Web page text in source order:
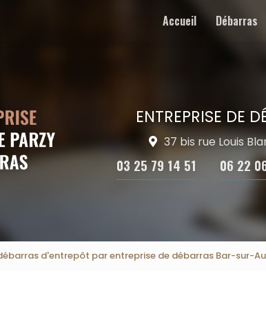
Accueil
Débarras
ENTREPRISE DE
37 bis rue Louis
03 25 79 14 51 06 22
d'entrepôt par entreprise de débarras Bar-sur-